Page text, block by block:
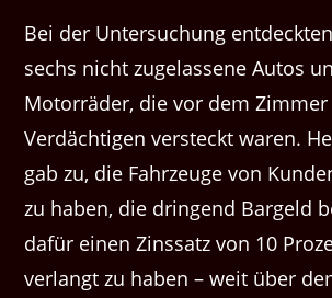
Bei der Untersuchung
sechs nicht zugelassene Autos
Motorräder, die vor dem Zimmer
Verdächtigen versteckt waren.
gab zu, die Fahrzeuge von
zu haben, die dringend Bargeld
dafür einen Zinssatz von 10
verlangt zu haben – weit über